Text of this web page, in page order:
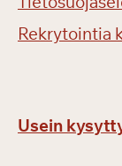
Rekrytointia
Usein